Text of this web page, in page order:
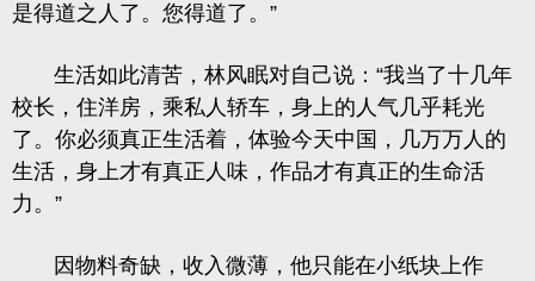
是得道之人了。您得道了。”
生活如此清苦，林风眠对自己说：“我当了十几年
校长，住洋房，乘私人轿车，身上的人气几乎耗光
了。你必须真正生活着，体验今天中国，几万万人的
生活，身上才有真正人味，作品才有真正的生命活
力。”
因物料奇缺，收入微薄，他只能在小纸块上作